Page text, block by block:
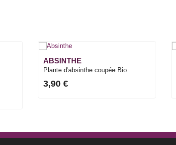
ABSINTHE
Plante d'absinthe coupée Bio
3,90 €